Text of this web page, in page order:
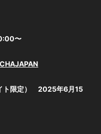
〜
ト限定） 2025年6月15